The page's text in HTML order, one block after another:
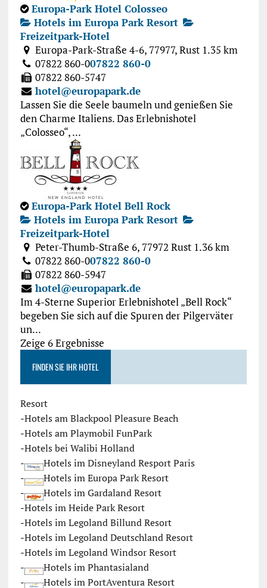
Europa-Park Hotel Colosseo
Hotels im Europa Park Resort
Freizeitpark-Hotel
Europa-Park-Straße 4-6, 77977, Rust 1.35 km
07822 860-007822 860-0
07822 860-5747
hotel@europapark.de
Lassen Sie die Seele baumeln und genießen Sie
den Charme Italiens. Das Erlebnishotel
„Colosseo“, ...
Europa-Park Hotel Bell Rock
Hotels im Europa Park Resort
Freizeitpark-Hotel
Peter-Thumb-Straße 6, 77972 Rust 1.36 km
07822 860-007822 860-0
07822 860-5947
hotel@europapark.de
Im 4-Sterne Superior Erlebnishotel „Bell Rock“
begeben Sie sich auf die Spuren der Pilgerväter
un...
Zeige 6 Ergebnisse
FINDEN SIE IHR HOTEL
Resort
-Hotels am Blackpool Pleasure Beach
-Hotels am Playmobil FunPark
-Hotels bei Walibi Holland
-
Hotels im Disneyland Resport Paris
-
Hotels im Europa Park Resort
-
Hotels im Gardaland Resort
-Hotels im Heide Park Resort
-Hotels im Legoland Billund Resort
-Hotels im Legoland Deutschland Resort
-Hotels im Legoland Windsor Resort
-
Hotels im Phantasialand
-
Hotels im PortAventura Resort